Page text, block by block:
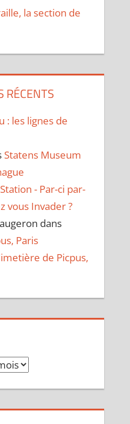
la section de
RÉCENTS
: les lignes de
Statens Museum
- Par-ci par-
vous Invader ?
dans
Paris
de Picpus,